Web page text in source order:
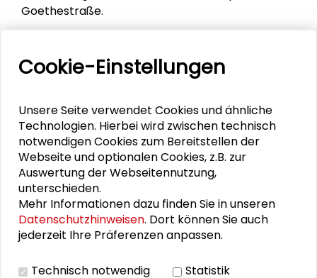
Goethestraße.
roughly 100 kilometres away from Frankfurt
despite its name. Many low-cost airlines rather
International (FRA). You can take a shuttle bus
from Hahn to Frankfurt and then change to the
airliner or regional trains to Darmstadt. Since it is
further away, please plan your transit time
accordingly.
Mehr zum Thema
Kontakt
Cookie-Einstellungen
Unsere Seite verwendet Cookies und ähnliche
Technologien. Hierbei wird zwischen technisch
notwendigen Cookies zum Bereitstellen der
Webseite und optionalen Cookies, z.B. zur
Auswertung der Webseitennutzung,
unterschieden.
Mehr Informationen dazu finden Sie in unseren
Datenschutzhinweisen. Dort können Sie auch
jederzeit Ihre Präferenzen anpassen.
Technisch notwendig Statistik